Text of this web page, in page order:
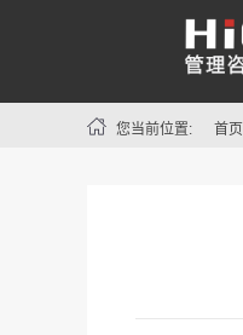
您当前位置: 首页